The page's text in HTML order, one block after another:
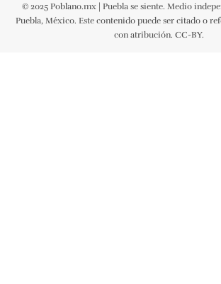
© 2025 Poblano.mx | Puebla se siente. Medio
Puebla, México. Este contenido puede ser citado o
con atribución. CC-BY.